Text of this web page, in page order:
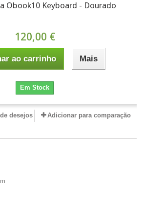
Obook10 Keyboard - Dourado
120,00 €
ao carrinho Mais
Em Stock
desejos Adicionar para comparação